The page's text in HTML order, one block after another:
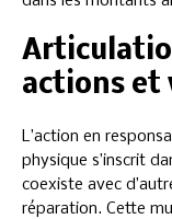
actions et
L’action en
physique s’inscrit
coexiste avec
réparation. Cette